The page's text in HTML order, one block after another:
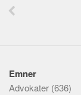
Emner
Advokater (636)